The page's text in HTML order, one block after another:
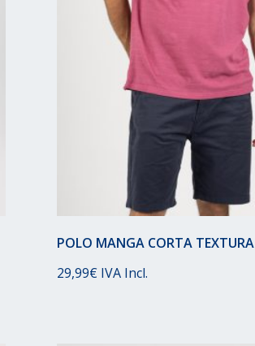
POLO MANGA CORTA TEXTURA
29,99€ IVA Incl.